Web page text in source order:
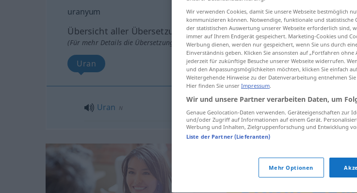
uranyum
Übersicht aller Übersetzungen
(Für mehr Details die Übersetzung anklicken/antippen)
Uran
Uran N
Wir verwenden Cookies, damit Sie unsere Webseite bestmöglich
kommunizieren können. Notwendige, funktionale und statistische
der statistischen Auswertung unserer Webseite erforderlich sind,
immer auf Ihrem Endgerät gespeichert. Marketing-Cookies und
Werbung dienen, werden nur gespeichert, wenn Sie uns durch
Einverständnis geben. Klicken Sie ansonsten auf „Fortfahren
jederzeit für zukünftige Besuche unserer Webseite widerrufen.
und den Anpassungsmöglichkeiten möchten, klicken Sie einfach
Weitergehende Hinweise zu der Datenverarbeitung entnehmen
Hier finden Sie unser Impressum.
Wir und unsere Partner verarbeiten Daten, um
Genaue Geolocation-Daten verwenden. Geräteeigenschaften zur
und/oder Zugriff auf Informationen auf einem Gerät.
Werbung und Inhalten, Zielgruppenforschung und Entwicklung
Liste der Partner (Lieferanten)
Mehr Optionen